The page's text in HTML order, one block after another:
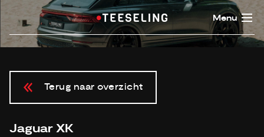
Menu
Terug naar overzicht
Jaguar XK